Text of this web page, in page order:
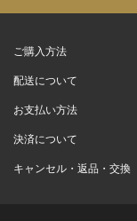
ご購入方法
配送について
お支払い方法
決済について
キャンセル・返品・交換